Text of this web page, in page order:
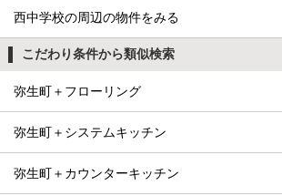
西中学校の周辺の物件をみる
こだわり条件から類似検索
弥生町＋フローリング
弥生町＋システムキッチン
弥生町＋カウンターキッチン